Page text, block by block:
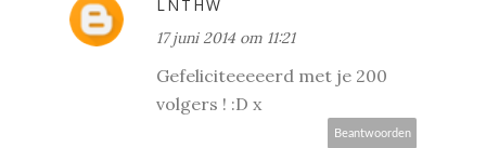
LNTHW
17 juni 2014 om 11:21
Gefeliciteeeeerd met je 200
volgers ! :D x
Beantwoorden